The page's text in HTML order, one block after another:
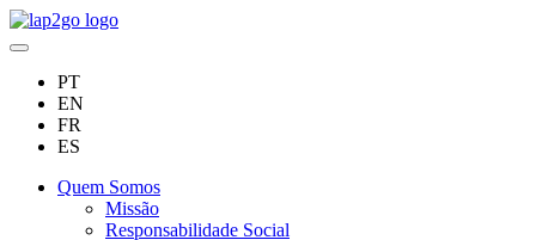
PT
EN
FR
ES
Quem Somos
Missão
Responsabilidade Social